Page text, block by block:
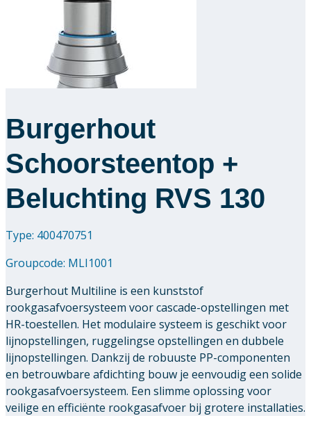
Burgerhout
Schoorsteentop +
Beluchting RVS 130
Type: 400470751
Groupcode: MLI1001
Burgerhout Multiline is een kunststof
rookgasafvoersysteem voor cascade-opstellingen met
HR-toestellen. Het modulaire systeem is geschikt voor
lijnopstellingen, ruggelingse opstellingen en dubbele
lijnopstellingen. Dankzij de robuuste PP-componenten
en betrouwbare afdichting bouw je eenvoudig een solide
rookgasafvoersysteem. Een slimme oplossing voor
veilige en efficiënte rookgasafvoer bij grotere installaties.